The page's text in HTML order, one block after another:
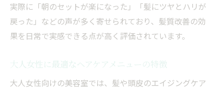
実際に「朝のセットが楽になった」「髪にツヤとハリが
戻った」などの声が多く寄せられており、髪質改善の効
果を日常で実感できる点が高く評価されています。
大人女性に最適なヘアケアメニューの特徴
大人女性向けの美容室では、髪や頭皮のエイジングケア